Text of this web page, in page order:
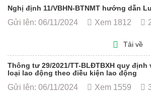
Nghị định 11/VBHN-BTNMT hướng dẫn
Gửi lên: 06/11/2024 Xem 1812
Tải về
Thông tư 29/2021/TT-BLĐTBXH quy định
loại lao động theo điều kiện lao động
Gửi lên: 06/11/2024 Xem 1559